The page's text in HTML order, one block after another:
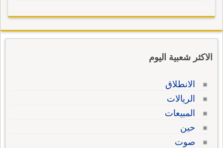
الاكثر شعبية اليوم
الانطلاق
الريالات
المبيعات
حين
صوت